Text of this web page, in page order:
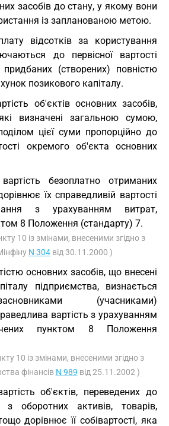
засобів до стану, у якому вони
із запланованою метою.
відсотків за користування
до первісної вартості
придбаних (створених) повністю
позикового капіталу.
об'єктів основних засобів,
визначені загальною сумою,
цієї суми пропорційно до
окремого об'єкта основних
безоплатно отриманих
їх справедливій вартості
з урахуванням витрат,
8 Положення (стандарту) 7.
10 із змінами, внесеними згідно з
N 304 від 30.11.2000 )
основних засобів, що внесені
підприємства, визнається
(учасниками)
вартість з урахуванням
пунктом 8 Положення
10 із змінами, внесеними згідно з
фінансів N 989 від 25.11.2002 )
об'єктів, переведених до
з оборотних активів, товарів,
дорівнює її собівартості, яка